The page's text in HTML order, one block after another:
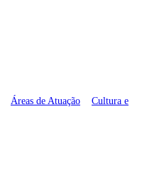
Áreas de Atuação
Cultura e